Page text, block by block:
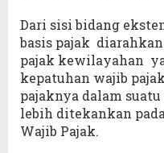
Dari sisi bidang
basis pajak
pajak kewilayahan
kepatuhan wajib
pajaknya dalam
lebih ditekankan
Wajib Pajak.